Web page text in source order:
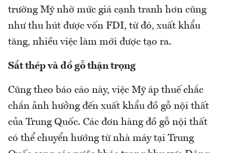
trường Mỹ nhờ mức giá cạnh tranh hơn cũng
như thu hút được vốn FDI, từ đó, xuất khẩu
tăng, nhiều việc làm mới được tạo ra.
Sắt thép và đồ gỗ thận trọng
Cũng theo báo cáo này, việc Mỹ áp thuế chắc
chắn ảnh hưởng đến xuất khẩu đồ gỗ nội thất
của Trung Quốc. Các đơn hàng đồ gỗ nội thất
có thể chuyển hướng từ nhà máy tại Trung